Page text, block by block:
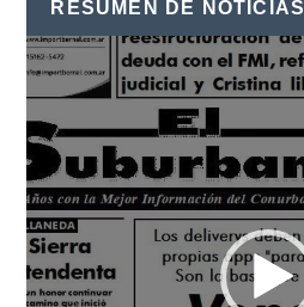
RESUMEN DE NOTICIAS
Reproductor
de
vídeo